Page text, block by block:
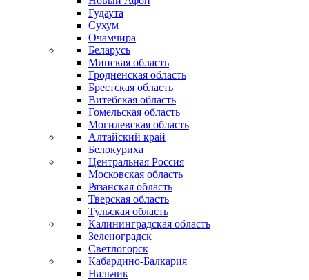
Гудаута
Сухум
Очамчира
Беларусь
Минская область
Гродненская область
Брестская область
Витебская область
Гомельская область
Могилевская область
Алтайский край
Белокуриха
Центральная Россия
Московская область
Рязанская область
Тверская область
Тульская область
Калининградская область
Зеленоградск
Светлогорск
Кабардино-Балкария
Нальчик